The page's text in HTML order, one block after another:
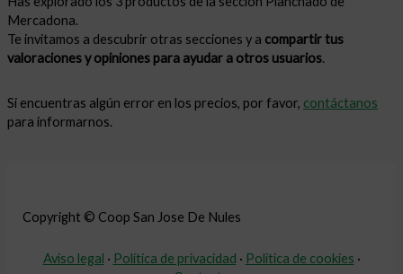
Mercadona.
Te invitamos a descubrir otras secciones y a compartir tus
valoraciones y opiniones para ayudar a otros usuarios.
Si encuentras algún error en los precios, por favor, contáctanos
para informarnos.
Copyright © Coop San Jose De Nules
Aviso legal · Política de privacidad · Política de cookies ·